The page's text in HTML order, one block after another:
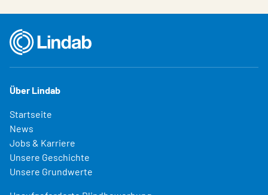
Über Lindab
Startseite
News
Jobs & Karriere
Unsere Geschichte
Unsere Grundwerte